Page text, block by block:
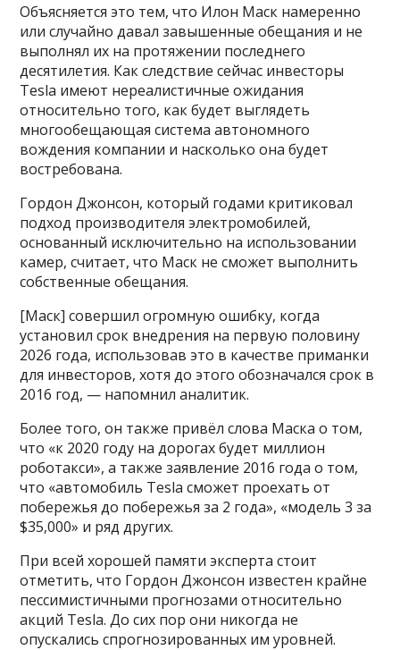
Объясняется это тем, что Илон Маск намеренно
или случайно давал завышенные обещания и не
выполнял их на протяжении последнего
десятилетия. Как следствие сейчас инвесторы
Tesla имеют нереалистичные ожидания
относительно того, как будет выглядеть
многообещающая система автономного
вождения компании и насколько она будет
востребована.
Гордон Джонсон, который годами критиковал
подход производителя электромобилей,
основанный исключительно на использовании
камер, считает, что Маск не сможет выполнить
собственные обещания.
[Маск] совершил огромную ошибку, когда
установил срок внедрения на первую половину
2026 года, использовав это в качестве приманки
для инвесторов, хотя до этого обозначался срок в
2016 год, — напомнил аналитик.
Более того, он также привёл слова Маска о том,
что «к 2020 году на дорогах будет миллион
роботакси», а также заявление 2016 года о том,
что «автомобиль Tesla сможет проехать от
побережья до побережья за 2 года», «модель 3 за
$35,000» и ряд других.
При всей хорошей памяти эксперта стоит
отметить, что Гордон Джонсон известен крайне
пессимистичными прогнозами относительно
акций Tesla. До сих пор они никогда не
опускались спрогнозированных им уровней.